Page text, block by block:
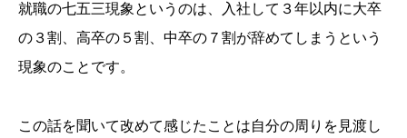
就職の七五三現象というのは、入社して３年以内に大卒
の３割、高卒の５割、中卒の７割が辞めてしまうという
現象のことです。
この話を聞いて改めて感じたことは自分の周りを見渡し